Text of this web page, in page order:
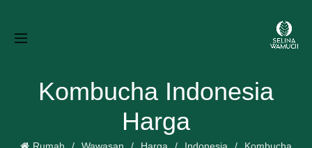
Kombucha Indonesia
Harga